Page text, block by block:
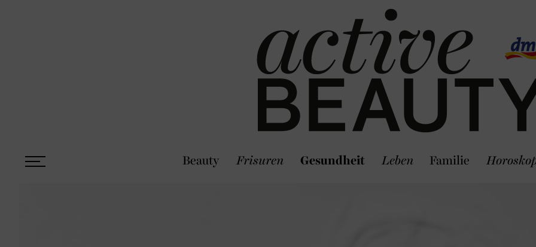
Beauty Frisuren Gesundheit Leben Familie